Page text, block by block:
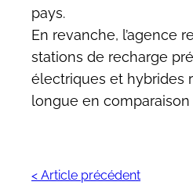
pays.
En revanche, l’agence
stations de recharge
électriques et hybrides
longue en
< Article précédent